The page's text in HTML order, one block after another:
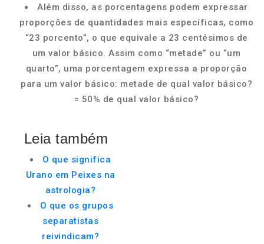
Além disso, as porcentagens podem expressar
proporções de quantidades mais específicas, como
“23 porcento”, o que equivale a 23 centésimos de
um valor básico. Assim como “metade” ou “um
quarto”, uma porcentagem expressa a proporção
para um valor básico: metade de qual valor básico?
= 50% de qual valor básico?
Leia também
O que significa
Urano em Peixes na
astrologia?
O que os grupos
separatistas
reivindicam?